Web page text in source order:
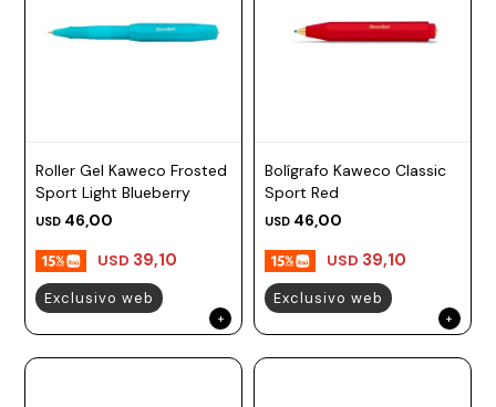
Roller Gel Kaweco Frosted
Sport Light Blueberry
USD 46,00
USD 39,10
Exclusivo web
Bolígrafo Kaweco Classic
Sport Red
USD 46,00
USD 39,10
Exclusivo web